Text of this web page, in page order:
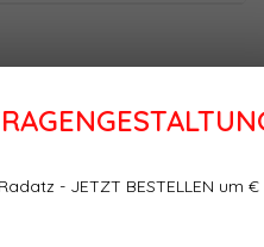
- JETZT BESTELLEN um €